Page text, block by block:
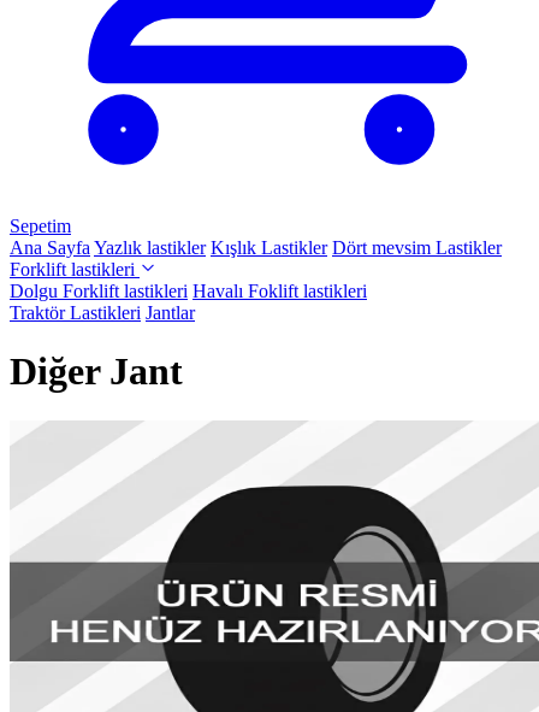
Sepetim
Ana Sayfa Yazlık lastikler Kışlık Lastikler Dört mevsim Lastikler
Forklift lastikleri
Dolgu Forklift lastikleri Havalı Foklift lastikleri
Traktör Lastikleri Jantlar
Diğer Jant